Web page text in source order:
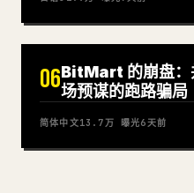
06BitMart 的崩盘：
场预谋的跑路骗局
简体中文13.7万 曝光6天前